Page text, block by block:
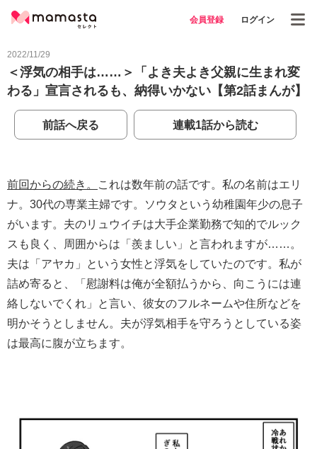
会員登録 ログイン
2022/11/29
＜浮気の相手は……＞「よき夫よき父親に生まれ変
わる」宣言されるも、納得いかない【第2話まんが】
前話へ戻る 連載1話から読む
前回からの続き。
これは数年前の話です。私の名前はエリ
ナ。30代の専業主婦です。ソウタという幼稚園年少の息子
がいます。夫のリュウイチは大手企業勤務で知的でルック
スも良く、周囲からは「羨ましい」と言われますが……。
夫は「アヤカ」という女性と浮気をしていたのです。私が
詰め寄ると、「慰謝料は俺が全額払うから、向こうには連
絡しないでくれ」と言い、彼女のフルネームや住所などを
明かそうとしません。夫が浮気相手を守ろうとしている姿
は最高に腹が立ちます。